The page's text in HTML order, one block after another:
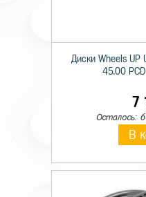
Диски Wheels UP
45.00 PCD
7
Осталось:
В